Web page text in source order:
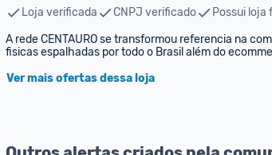
Loja verificada CNPJ verificado
Possui loja
A rede CENTAURO se transformou referencia na
fisicas espalhadas por todo o Brasil além do
Ver mais ofertas dessa loja